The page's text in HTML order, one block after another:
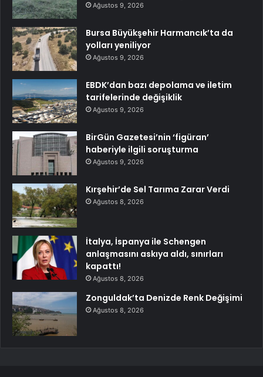
Ağustos 9, 2026
Bursa Büyükşehir Harmancık’ta da
yolları yeniliyor
Ağustos 9, 2026
EBDK’dan bazı depolama ve iletim
tarifelerinde değişiklik
Ağustos 9, 2026
BirGün Gazetesi’nin ‘figüran’
haberiyle ilgili soruşturma
Ağustos 9, 2026
Kırşehir’de Sel Tarıma Zarar Verdi
Ağustos 8, 2026
İtalya, İspanya ile Schengen
anlaşmasını askıya aldı, sınırları
kapattı!
Ağustos 8, 2026
Zonguldak’ta Denizde Renk Değişimi
Ağustos 8, 2026